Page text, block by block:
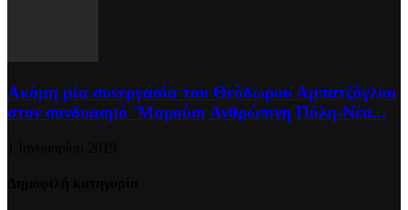
Ακόμη μία συνεργασία του Θεόδωρου Αμπατζόγλου
στον συνδυασμό ¨Μαρούσι Ανθρώπινη Πόλη-Νέα...